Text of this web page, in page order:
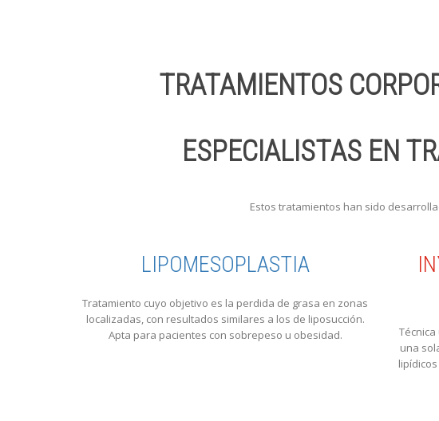
TRATAMIENTOS
ESPECIALISTAS EN
Estos tratamientos han sido
LIPOMESOPLASTIA
Tratamiento cuyo objetivo es la perdida de grasa en zonas
localizadas, con resultados similares a los de liposucción.
Apta para pacientes con sobrepeso u obesidad.
una